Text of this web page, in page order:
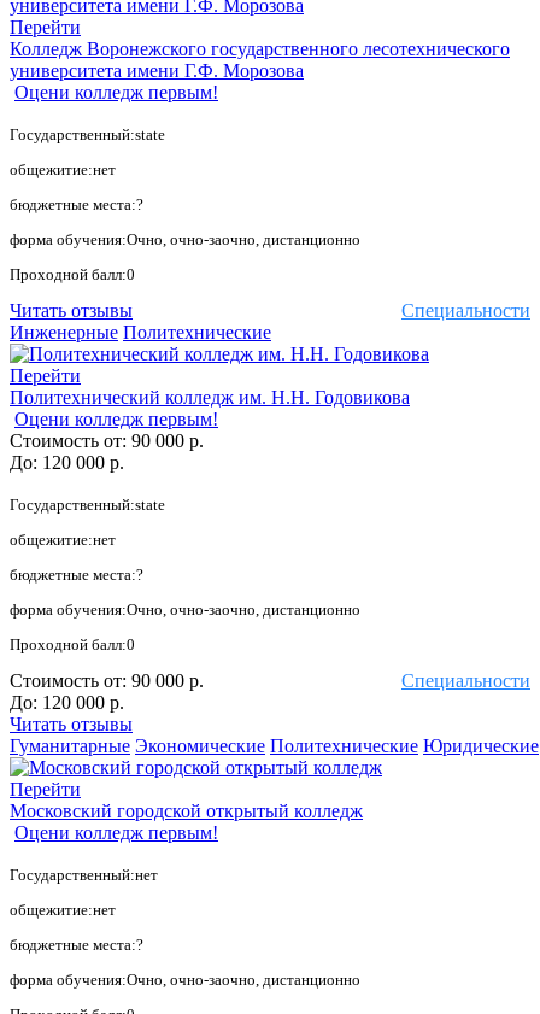
Перейти
Колледж Воронежского государственного лесотехнического
университета имени Г.Ф. Морозова
Оцени колледж первым!
Государственный:state
общежитие:нет
бюджетные места:?
форма обучения:Очно, очно-заочно, дистанционно
Проходной балл:0
Специальности
Читать отзывы
Инженерные Политехнические
Перейти
Политехнический колледж им. Н.Н. Годовикова
Оцени колледж первым!
Стоимость от: 90 000 р.
До: 120 000 р.
Государственный:state
общежитие:нет
бюджетные места:?
форма обучения:Очно, очно-заочно, дистанционно
Проходной балл:0
Специальности
Стоимость от: 90 000 р.
До: 120 000 р.
Читать отзывы
Гуманитарные Экономические Политехнические Юридические
Перейти
Московский городской открытый колледж
Оцени колледж первым!
Государственный:нет
общежитие:нет
бюджетные места:?
форма обучения:Очно, очно-заочно, дистанционно